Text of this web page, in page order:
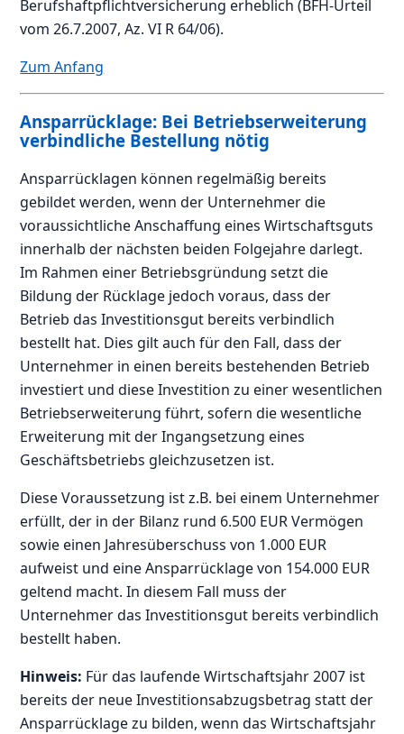
Berufshaftpflichtversicherung erheblich (BFH-Urteil
vom 26.7.2007, Az. VI R 64/06).
Zum Anfang
Ansparrücklage: Bei Betriebserweiterung
verbindliche Bestellung nötig
Ansparrücklagen können regelmäßig bereits
gebildet werden, wenn der Unternehmer die
voraussichtliche Anschaffung eines Wirtschaftsguts
innerhalb der nächsten beiden Folgejahre darlegt.
Im Rahmen einer Betriebsgründung setzt die
Bildung der Rücklage jedoch voraus, dass der
Betrieb das Investitionsgut bereits verbindlich
bestellt hat. Dies gilt auch für den Fall, dass der
Unternehmer in einen bereits bestehenden Betrieb
investiert und diese Investition zu einer wesentlichen
Betriebserweiterung führt, sofern die wesentliche
Erweiterung mit der Ingangsetzung eines
Geschäftsbetriebs gleichzusetzen ist.
Diese Voraussetzung ist z.B. bei einem Unternehmer
erfüllt, der in der Bilanz rund 6.500 EUR Vermögen
sowie einen Jahresüberschuss von 1.000 EUR
aufweist und eine Ansparrücklage von 154.000 EUR
geltend macht. In diesem Fall muss der
Unternehmer das Investitionsgut bereits verbindlich
bestellt haben.
Hinweis: Für das laufende Wirtschaftsjahr 2007 ist
bereits der neue Investitionsabzugsbetrag statt der
Ansparrücklage zu bilden, wenn das Wirtschaftsjahr